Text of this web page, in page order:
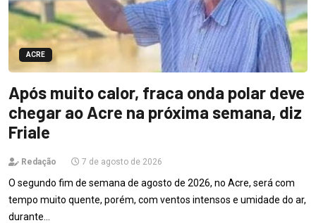
ACRE
Após muito calor, fraca onda polar deve
chegar ao Acre na próxima semana, diz
Friale
Redação 7 de agosto de 2026
O segundo fim de semana de agosto de 2026, no Acre, será com
tempo muito quente, porém, com ventos intensos e umidade do ar,
durante…